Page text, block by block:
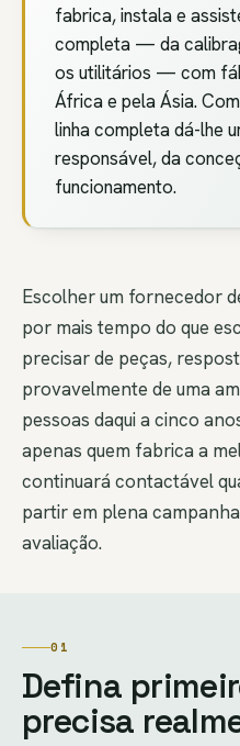
fabrica, instala e
completa — da
os utilitários — com
África e pela Ásia.
linha completa dá-lhe
responsável, da
funcionamento.
Escolher um fornecedor
por mais tempo do que
precisar de peças,
provavelmente de uma
pessoas daqui a cinco
apenas quem fabrica a
continuará contactável
partir em plena
avaliação.
01
Defina
precisa